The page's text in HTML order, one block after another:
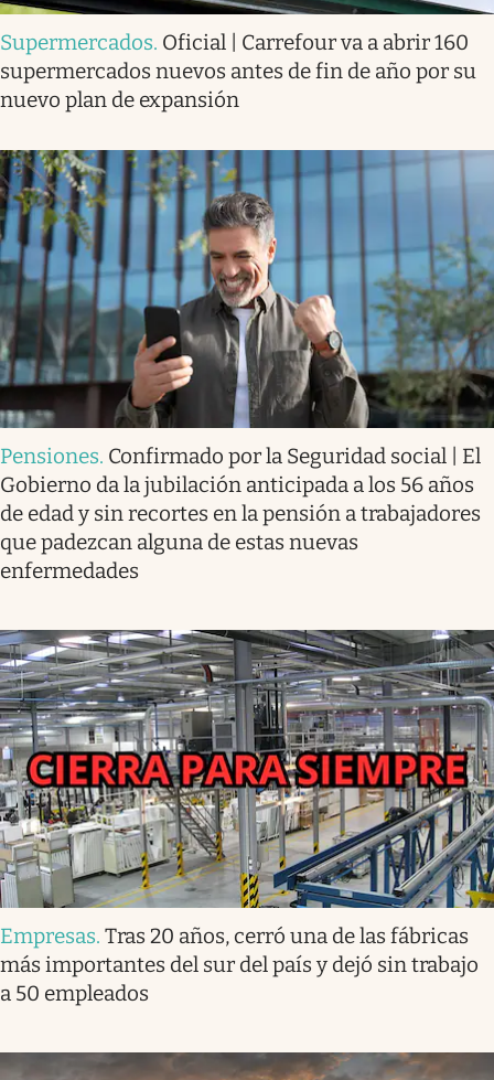
Supermercados. Oficial | Carrefour va a abrir 160
supermercados nuevos antes de fin de año por su
nuevo plan de expansión
Pensiones. Confirmado por la Seguridad social | El
Gobierno da la jubilación anticipada a los 56 años
de edad y sin recortes en la pensión a trabajadores
que padezcan alguna de estas nuevas
enfermedades
Empresas. Tras 20 años, cerró una de las fábricas
más importantes del sur del país y dejó sin trabajo
a 50 empleados